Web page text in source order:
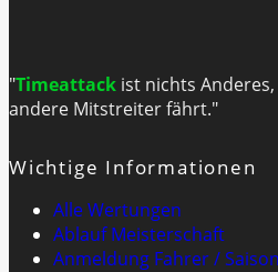
"Timeattack ist nichts
andere Mitstreiter fährt."
Wichtige Informationen
Alle Wertungen
Ablauf Meisterschaft
Anmeldung Fahrer / Saison